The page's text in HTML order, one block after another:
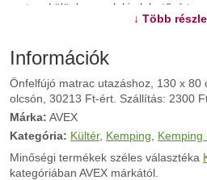
matrac különleges alakja lehetővé
elhelyezhető legyen a hátsó ülésen.A
80cmCsomag méretei: 28cm x 32cm
terhelhetőség: 300 kg
További információk>>
↓ Több
Információk
Önfelfújó matrac utazáshoz, 130 x 80
olcsón, 30213 Ft-ért. Szállítás: 2300
Márka: AVEX
Kategória: Kültér, Kemping
Kemping
Minőségi termékek széles választéka
kategóriában AVEX márkától.